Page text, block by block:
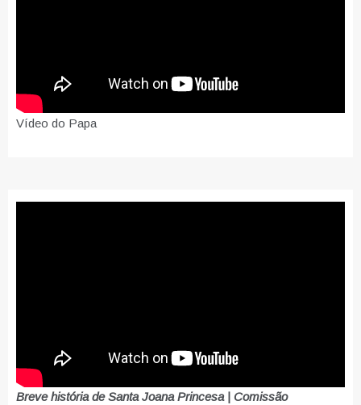
Vídeo do Papa
Breve história de Santa Joana Princesa | Comissão